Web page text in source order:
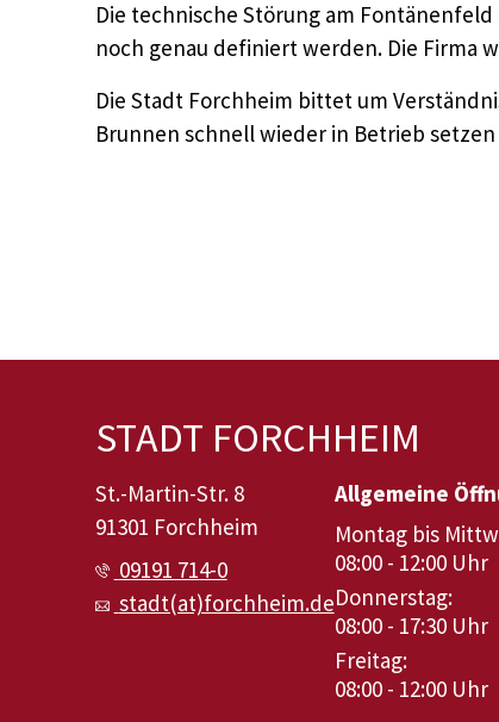
Die technische Störung am
noch genau definiert werden. Die Firma
Die Stadt Forchheim bittet um
Brunnen schnell wieder in Betrieb
STADT FORCHHEIM
St.-Martin-Str. 8
91301 Forchheim
09191 714-0
stadt(at)forchheim.de
Allgemeine
Montag bis
08:00 - 12:00 Uhr
Donnerstag:
08:00 - 17:30 Uhr
Freitag:
08:00 - 12:00 Uhr